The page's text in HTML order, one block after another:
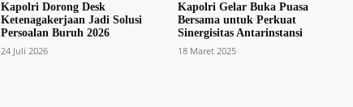
Kapolri Dorong Desk
Ketenagakerjaan Jadi Solusi
Persoalan Buruh 2026
24 Juli 2026
Kapolri Gelar Buka Puasa
Bersama untuk Perkuat
Sinergisitas Antarinstansi
18 Maret 2025